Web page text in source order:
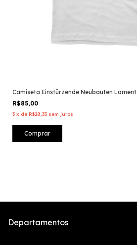
Camiseta Einstürzende Neubauten Lament
R$85,00
3 x de R$28,33 sem juros
Comprar
Departamentos